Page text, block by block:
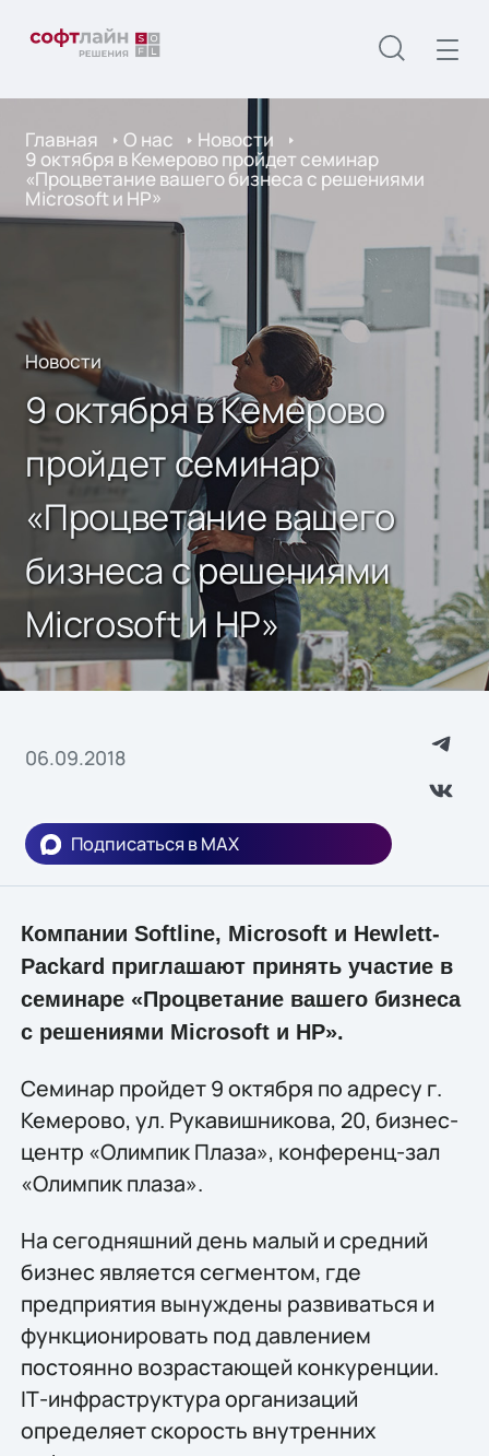
Главная О нас Новости
9 октября в Кемерово пройдет семинар
«Процветание вашего бизнеса с решениями
Microsoft и HP»
Новости
9 октября в Кемерово
пройдет семинар
«Процветание вашего
бизнеса с решениями
Microsoft и HP»
06.09.2018
Подписаться в MAX
Компании Softline, Microsoft и Hewlett-
Packard приглашают принять участие в
семинаре «Процветание вашего бизнеса
с решениями Microsoft и HP».
Семинар пройдет 9 октября по адресу г.
Кемерово, ул. Рукавишникова, 20, бизнес-
центр «Олимпик Плаза», конференц-зал
«Олимпик плаза».
На сегодняшний день малый и средний
бизнес является сегментом, где
предприятия вынуждены развиваться и
функционировать под давлением
постоянно возрастающей конкуренции.
IТ-инфраструктура организаций
определяет скорость внутренних